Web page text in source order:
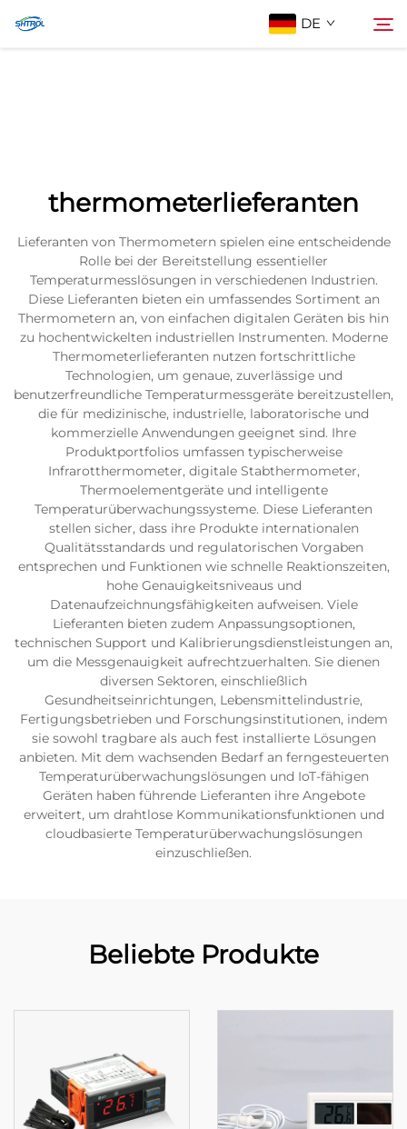
DE
thermometerlieferanten
Lieferanten von Thermometern spielen eine entscheidende
Rolle bei der Bereitstellung essentieller
Temperaturmesslösungen in verschiedenen Industrien.
Diese Lieferanten bieten ein umfassendes Sortiment an
Thermometern an, von einfachen digitalen Geräten bis hin
zu hochentwickelten industriellen Instrumenten. Moderne
Thermometerlieferanten nutzen fortschrittliche
Technologien, um genaue, zuverlässige und
benutzerfreundliche Temperaturmessgeräte bereitzustellen,
die für medizinische, industrielle, laboratorische und
kommerzielle Anwendungen geeignet sind. Ihre
Produktportfolios umfassen typischerweise
Infrarotthermometer, digitale Stabthermometer,
Thermoelementgeräte und intelligente
Temperaturüberwachungssysteme. Diese Lieferanten
stellen sicher, dass ihre Produkte internationalen
Qualitätsstandards und regulatorischen Vorgaben
entsprechen und Funktionen wie schnelle Reaktionszeiten,
hohe Genauigkeitsniveaus und
Datenaufzeichnungsfähigkeiten aufweisen. Viele
Lieferanten bieten zudem Anpassungsoptionen,
technischen Support und Kalibrierungsdienstleistungen an,
um die Messgenauigkeit aufrechtzuerhalten. Sie dienen
diversen Sektoren, einschließlich
Gesundheitseinrichtungen, Lebensmittelindustrie,
Fertigungsbetrieben und Forschungsinstitutionen, indem
sie sowohl tragbare als auch fest installierte Lösungen
anbieten. Mit dem wachsenden Bedarf an ferngesteuerten
Temperaturüberwachungslösungen und IoT-fähigen
Geräten haben führende Lieferanten ihre Angebote
erweitert, um drahtlose Kommunikationsfunktionen und
cloudbasierte Temperaturüberwachungslösungen
einzuschließen.
Beliebte Produkte